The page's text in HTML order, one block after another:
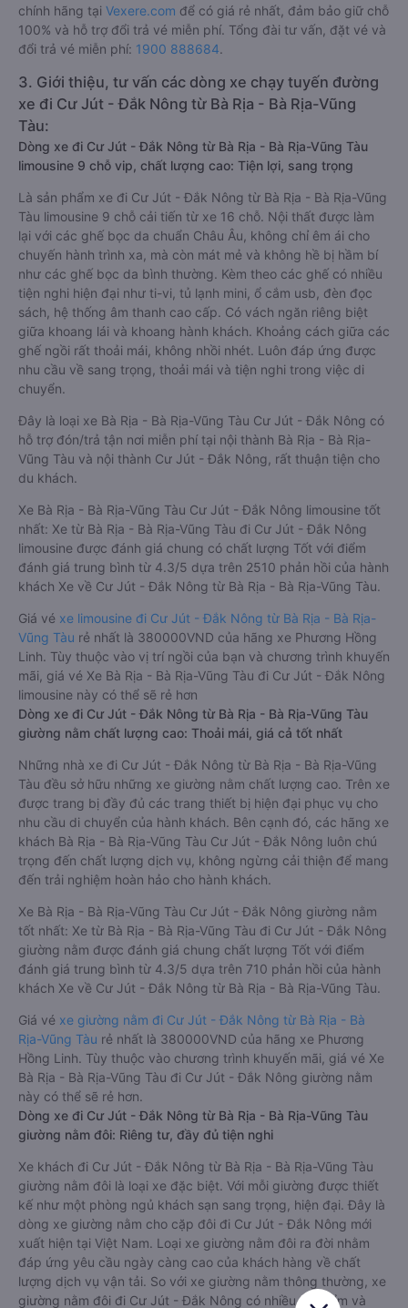
chính hãng tại Vexere.com để có giá rẻ nhất, đảm bảo giữ chỗ
100% và hỗ trợ đổi trả vé miễn phí. Tổng đài tư vấn, đặt vé và
đổi trả vé miễn phí: 1900 888684.
3. Giới thiệu, tư vấn các dòng xe chạy tuyến đường
xe đi Cư Jút - Đắk Nông từ Bà Rịa - Bà Rịa-Vũng
Tàu:
Dòng xe đi Cư Jút - Đắk Nông từ Bà Rịa - Bà Rịa-Vũng Tàu
limousine 9 chỗ vip, chất lượng cao: Tiện lợi, sang trọng
Là sản phẩm xe đi Cư Jút - Đắk Nông từ Bà Rịa - Bà Rịa-Vũng
Tàu limousine 9 chỗ cải tiến từ xe 16 chỗ. Nội thất được làm
lại với các ghế bọc da chuẩn Châu Âu, không chỉ êm ái cho
chuyến hành trình xa, mà còn mát mẻ và không hề bị hầm bí
như các ghế bọc da bình thường. Kèm theo các ghế có nhiều
tiện nghi hiện đại như ti-vi, tủ lạnh mini, ổ cắm usb, đèn đọc
sách, hệ thống âm thanh cao cấp. Có vách ngăn riêng biệt
giữa khoang lái và khoang hành khách. Khoảng cách giữa các
ghế ngồi rất thoải mái, không nhồi nhét. Luôn đáp ứng được
nhu cầu về sang trọng, thoải mái và tiện nghi trong việc di
chuyển.
Đây là loại xe Bà Rịa - Bà Rịa-Vũng Tàu Cư Jút - Đắk Nông có
hỗ trợ đón/trả tận nơi miễn phí tại nội thành Bà Rịa - Bà Rịa-
Vũng Tàu và nội thành Cư Jút - Đắk Nông, rất thuận tiện cho
du khách.
Xe Bà Rịa - Bà Rịa-Vũng Tàu Cư Jút - Đắk Nông limousine tốt
nhất: Xe từ Bà Rịa - Bà Rịa-Vũng Tàu đi Cư Jút - Đắk Nông
limousine được đánh giá chung có chất lượng Tốt với điểm
đánh giá trung bình từ 4.3/5 dựa trên 2510 phản hồi của hành
khách Xe về Cư Jút - Đắk Nông từ Bà Rịa - Bà Rịa-Vũng Tàu.
Giá vé xe limousine đi Cư Jút - Đắk Nông từ Bà Rịa - Bà Rịa-
Vũng Tàu rẻ nhất là 380000VND của hãng xe Phương Hồng
Linh. Tùy thuộc vào vị trí ngồi của bạn và chương trình khuyến
mãi, giá vé Xe Bà Rịa - Bà Rịa-Vũng Tàu đi Cư Jút - Đắk Nông
limousine này có thể sẽ rẻ hơn
Dòng xe đi Cư Jút - Đắk Nông từ Bà Rịa - Bà Rịa-Vũng Tàu
giường nằm chất lượng cao: Thoải mái, giá cả tốt nhất
Những nhà xe đi Cư Jút - Đắk Nông từ Bà Rịa - Bà Rịa-Vũng
Tàu đều sở hữu những xe giường nằm chất lượng cao. Trên xe
được trang bị đầy đủ các trang thiết bị hiện đại phục vụ cho
nhu cầu di chuyển của hành khách. Bên cạnh đó, các hãng xe
khách Bà Rịa - Bà Rịa-Vũng Tàu Cư Jút - Đắk Nông luôn chú
trọng đến chất lượng dịch vụ, không ngừng cải thiện để mang
đến trải nghiệm hoàn hảo cho hành khách.
Xe Bà Rịa - Bà Rịa-Vũng Tàu Cư Jút - Đắk Nông giường nằm
tốt nhất: Xe từ Bà Rịa - Bà Rịa-Vũng Tàu đi Cư Jút - Đắk Nông
giường nằm được đánh giá chung chất lượng Tốt với điểm
đánh giá trung bình từ 4.3/5 dựa trên 710 phản hồi của hành
khách Xe về Cư Jút - Đắk Nông từ Bà Rịa - Bà Rịa-Vũng Tàu.
Giá vé xe giường nằm đi Cư Jút - Đắk Nông từ Bà Rịa - Bà
Rịa-Vũng Tàu rẻ nhất là 380000VND của hãng xe Phương
Hồng Linh. Tùy thuộc vào chương trình khuyến mãi, giá vé Xe
Bà Rịa - Bà Rịa-Vũng Tàu đi Cư Jút - Đắk Nông giường nằm
này có thể sẽ rẻ hơn.
Dòng xe đi Cư Jút - Đắk Nông từ Bà Rịa - Bà Rịa-Vũng Tàu
giường nằm đôi: Riêng tư, đầy đủ tiện nghi
Xe khách đi Cư Jút - Đắk Nông từ Bà Rịa - Bà Rịa-Vũng Tàu
giường nằm đôi là loại xe đặc biệt. Với mỗi giường được thiết
kế như một phòng ngủ khách sạn sang trọng, hiện đại. Đây là
dòng xe giường nằm cho cặp đôi đi Cư Jút - Đắk Nông mới
xuất hiện tại Việt Nam. Loại xe giường nằm đôi ra đời nhằm
đáp ứng yêu cầu ngày càng cao của khách hàng về chất
lượng dịch vụ vận tải. So với xe giường nằm thông thường, xe
giường nằm đôi đi Cư Jút - Đắk Nông có nhiều ưu điểm và